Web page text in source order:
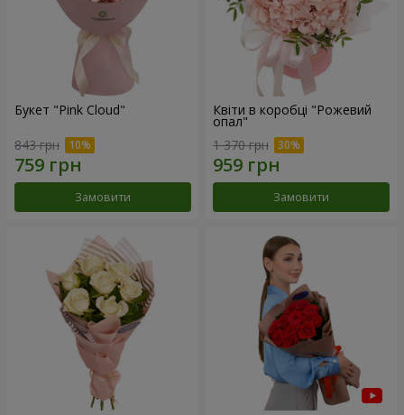
Букет "Pink Cloud"
843 грн
Замовити
Квіти в коробці "Рожевий
опал"
1 370 грн
Замовити